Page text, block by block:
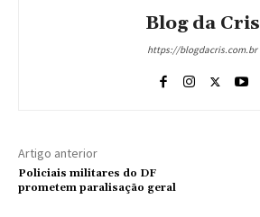
Blog da Cris
https://blogdacris.com.br
Artigo anterior
Policiais militares do DF
prometem paralisação geral